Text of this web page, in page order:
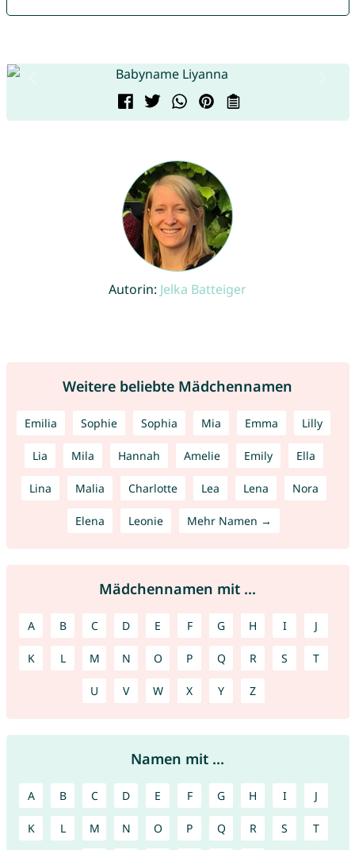
Autorin: Jelka Batteiger
Weitere beliebte Mädchennamen
Emilia Sophie Sophia Mia Emma Lilly
Lia Mila Hannah Amelie Emily Ella
Lina Malia Charlotte Lea Lena Nora
Elena Leonie Mehr Namen →
Mädchennamen mit ...
A B C D E F G H I J
K L M N O P Q R S T
U V W X Y Z
Namen mit ...
A B C D E F G H I J
K L M N O P Q R S T